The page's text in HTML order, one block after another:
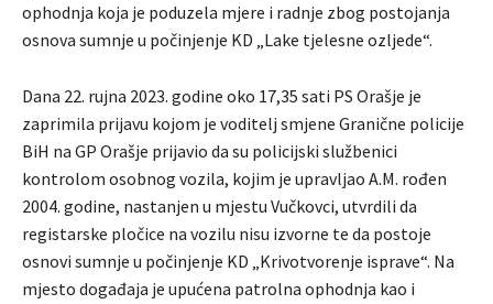
ophodnja koja je poduzela mjere i radnje zbog postojanja
osnova sumnje u počinjenje KD „Lake tjelesne ozljede“.
Dana 22. rujna 2023. godine oko 17,35 sati PS Orašje je
zaprimila prijavu kojom je voditelj smjene Granične policije
BiH na GP Orašje prijavio da su policijski službenici
kontrolom osobnog vozila, kojim je upravljao A.M. rođen
2004. godine, nastanjen u mjestu Vučkovci, utvrdili da
registarske pločice na vozilu nisu izvorne te da postoje
osnovi sumnje u počinjenje KD „Krivotvorenje isprave“. Na
mjesto događaja je upućena patrolna ophodnja kao i